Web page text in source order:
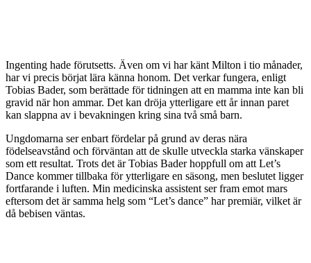
Ingenting hade förutsetts. Även om vi har känt Milton i tio månader,
har vi precis börjat lära känna honom. Det verkar fungera, enligt
Tobias Bader, som berättade för tidningen att en mamma inte kan bli
gravid när hon ammar. Det kan dröja ytterligare ett år innan paret
kan slappna av i bevakningen kring sina två små barn.
Ungdomarna ser enbart fördelar på grund av deras nära
födelseavstånd och förväntan att de skulle utveckla starka vänskaper
som ett resultat. Trots det är Tobias Bader hoppfull om att Let’s
Dance kommer tillbaka för ytterligare en säsong, men beslutet ligger
fortfarande i luften. Min medicinska assistent ser fram emot mars
eftersom det är samma helg som “Let’s dance” har premiär, vilket är
då bebisen väntas.